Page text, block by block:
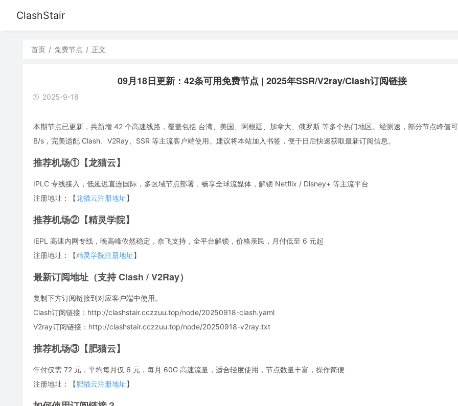
ClashStair
首页 / 免费节点 / 正文
09月18日更新：42条可用免费节点 | 2025年SSR/V2ray/Clash订阅链接
2025-9-18
本期节点已更新，共新增 42 个高速线路，覆盖包括 台湾、美国、阿根廷、加拿大、俄罗斯 等多个热门地区。经测速，部分节点峰值
B/s，完美适配 Clash、V2Ray、SSR 等主流客户端使用。建议将本站加入书签，便于日后快速获取最新订阅信息。
推荐机场①【龙猫云】
IPLC 专线接入，低延迟直连国际，多区域节点部署，畅享全球流媒体，解锁 Netflix / Disney+ 等主流平台
注册地址：【龙猫云注册地址】
推荐机场②【精灵学院】
IEPL 高速内网专线，晚高峰依然稳定，奈飞支持，全平台解锁，价格亲民，月付低至 6 元起
注册地址：【精灵学院注册地址】
最新订阅地址（支持 Clash / V2Ray）
复制下方订阅链接到对应客户端中使用。
Clash订阅链接：http://clashstair.cczzuu.top/node/20250918-clash.yaml
V2ray订阅链接：http://clashstair.cczzuu.top/node/20250918-v2ray.txt
推荐机场③【肥猫云】
年付仅需 72 元，平均每月仅 6 元，每月 60G 高速流量，适合轻度使用，节点数量丰富，操作简便
注册地址：【肥猫云注册地址】